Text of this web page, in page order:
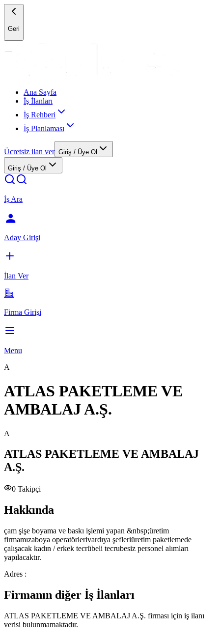
Geri
Ana Sayfa
İş İlanları
İş Rehberi
İş Planlaması
Ücretsiz ilan ver Giriş / Üye Ol
Giriş / Üye Ol
İş Ara
Aday Girişi
İlan Ver
Firma Girişi
Menu
A
ATLAS PAKETLEME VE
AMBALAJ A.Ş.
A
ATLAS PAKETLEME VE AMBALAJ
A.Ş.
0 Takipçi
Hakkında
çam şişe boyama ve baskı işlemi yapan &nbsp;üretim
firmamızaboya operatörlerivardıya şefleriüretim paketlemede
çalışacak kadın / erkek tecrübeli tecrubesiz personel alımları
yapılacaktır.
Adres :
Firmanın diğer İş İlanları
ATLAS PAKETLEME VE AMBALAJ A.Ş. firması için iş ilanı
verisi bulunmamaktadır.